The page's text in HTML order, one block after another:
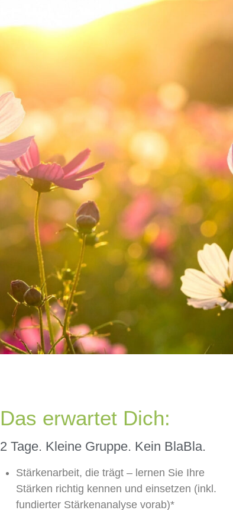
Das erwartet Dich:
2 Tage. Kleine Gruppe. Kein BlaBla.
Stärkenarbeit, die trägt – lernen Sie Ihre
Stärken richtig kennen und einsetzen (inkl.
fundierter Stärkenanalyse vorab)*